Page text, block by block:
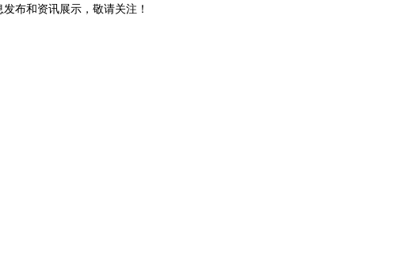
布和资讯展示，敬请关注！